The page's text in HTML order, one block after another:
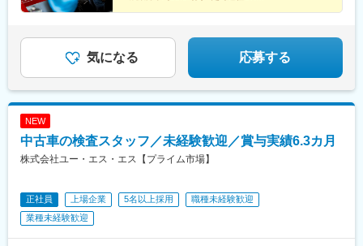
マリンパーク駅、林崎松江海岸駅、阪神国道駅、香櫨園駅、向島
水口松尾駅、守山駅、南草津駅、瀬田駅(滋賀県)、野洲駅、篠原駅
(滋賀県)、新広駅、矢野駅、大塚駅(広島県)、安芸矢口駅、佐伯区
役所前駅、江波駅、宇品四丁目駅、本郷駅(広島県)、府中駅(広島
県)、安芸中野駅、海田市駅、筑後大石駅、鞍手駅、勝野駅、田主
丸駅、教育大前駅、苅田駅、古賀駅、行橋駅、中泉駅、採銅所
駅、九州工大前駅、下曽根駅、香春口三萩野駅、黒崎駅、八幡駅
(福岡県)、小森江駅、京急川崎駅、汐留駅、麹町駅、秋葉原駅、糀
谷駅、宝町駅(東京都)、志村坂上駅、五反田駅、春日駅(東京都)、
駅、星川駅、湘南深沢駅、静岡駅、吉原本町駅、下小田井駅、豊
田本町駅、名古屋駅、東別院駅、大曽根駅、西高蔵駅、左京山
駅、在良駅、摂津市駅、コスモスクエア駅、京橋駅(大阪府)、大阪
天満宮駅、門真市駅、稲野駅、汐見橋駅、今宮戎駅、西宮駅(ＪＲ
島県：徳島■香川県：高松■高知県：高知【九州】■福岡県：博多
受動喫煙対策：分煙対策あり
無駅、朝倉駅前駅、博多駅、福工大前駅、御井駅、春日駅(福岡
育館駅、杉田駅(神奈川県)、センター南駅、宮前平駅、吉野原駅、
長久手古戦場駅、西一宮駅、下新庄駅、くいな橋駅、嵐電天神川
駅、西灘駅、塚口駅(阪急線)、奈良駅、矢賀駅、高松駅(東京都)、
気になる 応募する
NEW
中古車の検査スタッフ／未経験歓迎／賞与実績6.3カ月
株式会社ユー・エス・エス【プライム市場】
正社員 上場企業 5名以上採用
職種未経験歓迎
業種未経験歓迎